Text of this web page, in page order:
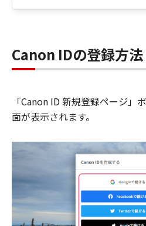
Canon IDの登録方法
「Canon ID 新規登録ページ」
面が表示されます。